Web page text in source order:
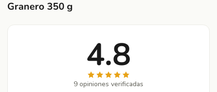
Granero 350 g
4.8
9 opiniones verificadas